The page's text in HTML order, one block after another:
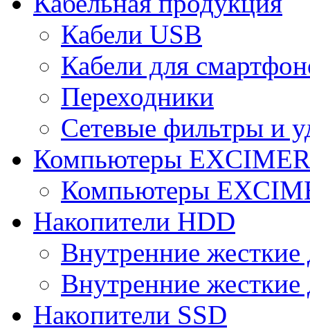
Кабели USB
Кабели для
Переходники
Сетевые фильтры и
Компьютеры
Компьютеры
Накопители HDD
Внутренние
Внутренние
Накопители SSD